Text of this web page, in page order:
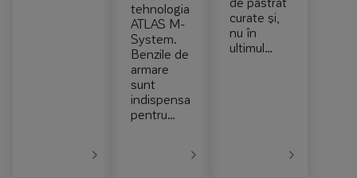
tehnologia
ATLAS M-
System.
Benzile de
armare
sunt
indispensabile
pentru…
curate și,
nu în
ultimul…